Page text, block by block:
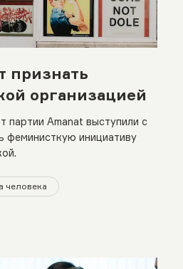
признать
организацией
партии Amanat выступили с
феминисткую инициативу
человека